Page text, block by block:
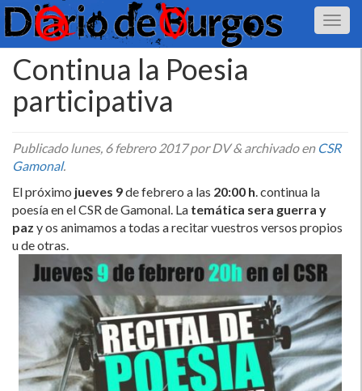
Continua la Poesia
participativa
Publicadolunes, 6 febrero 2017por DV&archivado en CSR
Gamonal.
El próximo jueves 9de febrero a las 20:00 h. continua la
poesí­a en el CSR de Gamonal. La temática sera guerra y
paz y os animamos a todas a recitar vuestros versos propios
u de otras.